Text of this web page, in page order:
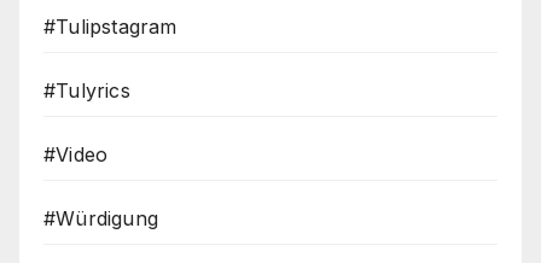
#Tulipstagram
#Tulyrics
#Video
#Würdigung